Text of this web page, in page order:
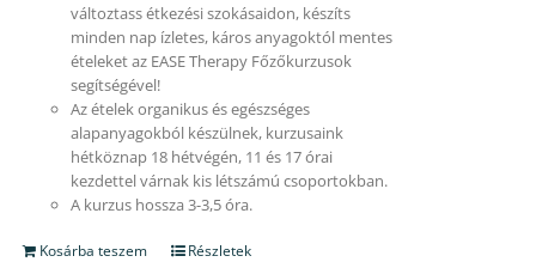
változtass étkezési szokásaidon, készíts
minden nap ízletes, káros anyagoktól mentes
ételeket az EASE Therapy Főzőkurzusok
segítségével!
Az ételek organikus és egészséges
alapanyagokból készülnek, kurzusaink
hétköznap 18 hétvégén, 11 és 17 órai
kezdettel várnak kis létszámú csoportokban.
A kurzus hossza 3-3,5 óra.
Kosárba teszem Részletek